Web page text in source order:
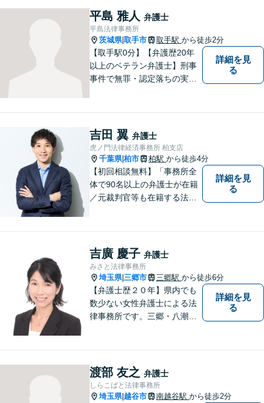
務など、幅広く対応します。
【当日／夜間／休日対応可】
お気軽にご相談ください。
平島 雅人 弁護士
平島法律事務所
茨城県|取手市 取手駅 から徒歩2分
【取手駅0分】【弁護歴20年
以上のベテラン弁護士】刑事
事件で無罪・認定落ちの実績
たら、お気軽にご相談くださ
い！【毎日対応◎】
詳細を見
る
吉田 翼 弁護士
虎ノ門法律経済事務所 柏支店
千葉県|柏市 柏駅 から徒歩4分
【初回相談無料】「事務所全
体で90名以上の弁護士が在籍
／元裁判官等も在籍する法律
と連携し、税務・登記もワン
ストップで対応可」【休日・
夜間相談可】
詳細を見
る
吉廣 慶子 弁護士
みさと法律事務所
埼玉県| 三郷市 三郷駅 から徒歩6分
【弁護士歴２０年】県内でも
数少ない女性弁護士による法
律事務所です。三郷・八潮・
詳細を見
る
渡部 友之 弁護士
しらこばと法律事務所
埼玉県|越谷市 南越谷駅 から徒歩2分